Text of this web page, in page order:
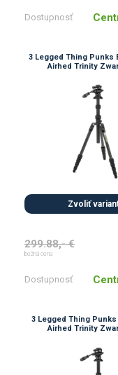
Dostupnosť
3 Legged Thing Punks
Airhed Trinity
Zvoliť
299.88,- €
bežná cena
Dostupnosť
3 Legged Thing Punks
Airhed Trinity